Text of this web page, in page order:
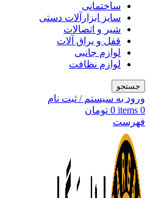
ساختمانی
سایز ابزارآلات دستی
شیر و اتصالات
قفل و یراق آلات
لوازم جانبی
لوازم نظافت
جستجو
ورود به سیستم / ثبت نام
0
items
0 تومان
فهرست